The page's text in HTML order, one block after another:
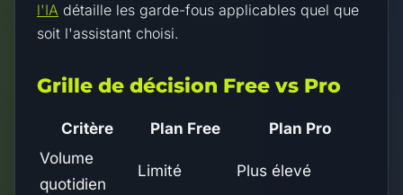
l'IA détaille les garde-fous applicables quel que
soit l'assistant choisi.
Grille de décision Free vs Pro
Critère Plan Free
Plan Pro
Volume
quotidien
Limité Plus élevé